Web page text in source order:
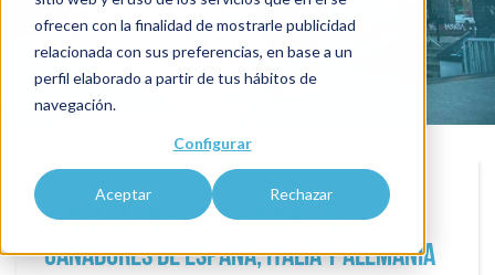
ofrecen con la finalidad de mostrarle publicidad
relacionada con sus preferencias, en base a un
perfil elaborado a partir de tus hábitos de
navegación.
Configurar
Aceptar Rechazar
¡Llega la Kings Cup Europe 2025!
Ganadores de españa, italia y alemania